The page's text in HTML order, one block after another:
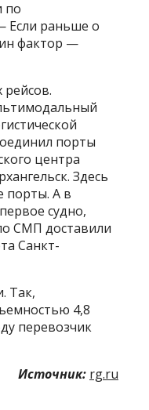
по
Если раньше о
фактор —
порты
центра
Здесь
порты. А в
судно,
СМП доставили
Санкт-
Так,
4,8
перевозчик
Источник: rg.ru